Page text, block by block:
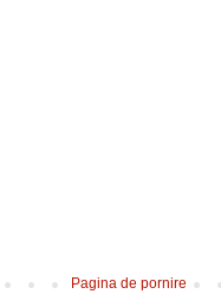
Pagina de pornire